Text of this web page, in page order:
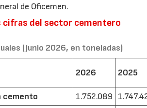
de Oficemen.
cifras del sector cementero
(junio 2026, en toneladas)
2026 2025
cemento 1.752.089